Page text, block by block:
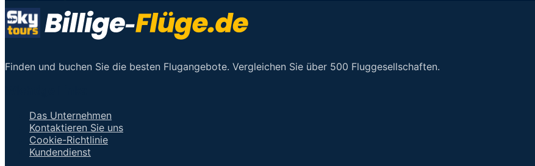
Finden und buchen Sie die besten Flugangebote. Vergleichen Sie über 500 Fluggesellschaften.
Das Unternehmen
Kontaktieren Sie uns
Cookie-Richtlinie
Kundendienst